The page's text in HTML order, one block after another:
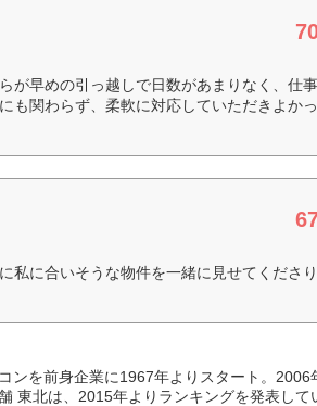
が早めの引っ越しで日数があまりなく、仕
関わらず、柔軟に対応していただきよかっ
私に合いそうな物件を一緒に見せてくださ
ンを前身企業に1967年よりスタート。2006
東北は、2015年よりランキングを発表して